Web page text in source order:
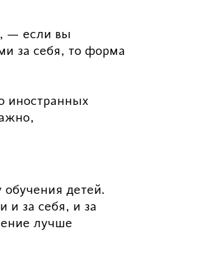
— если вы
за себя, то форма
иностранных
детей.
и за себя, и за
лучше